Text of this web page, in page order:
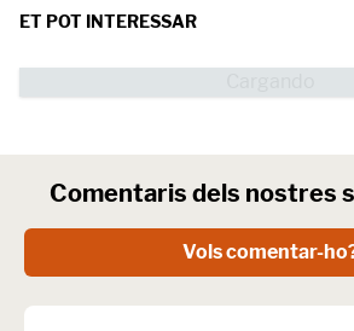
ET POT INTERESSAR
Comentaris dels nostres
Vols comentar-